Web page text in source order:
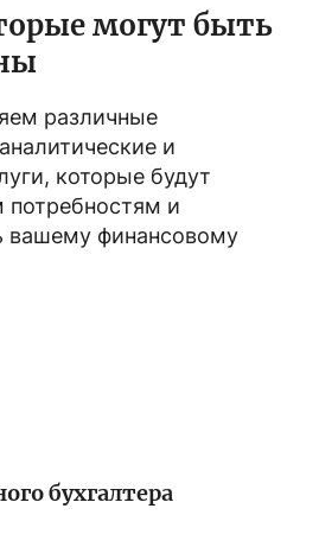
могут быть
различные
и
которые будут
потребностям и
вашему финансовому
бухгалтера